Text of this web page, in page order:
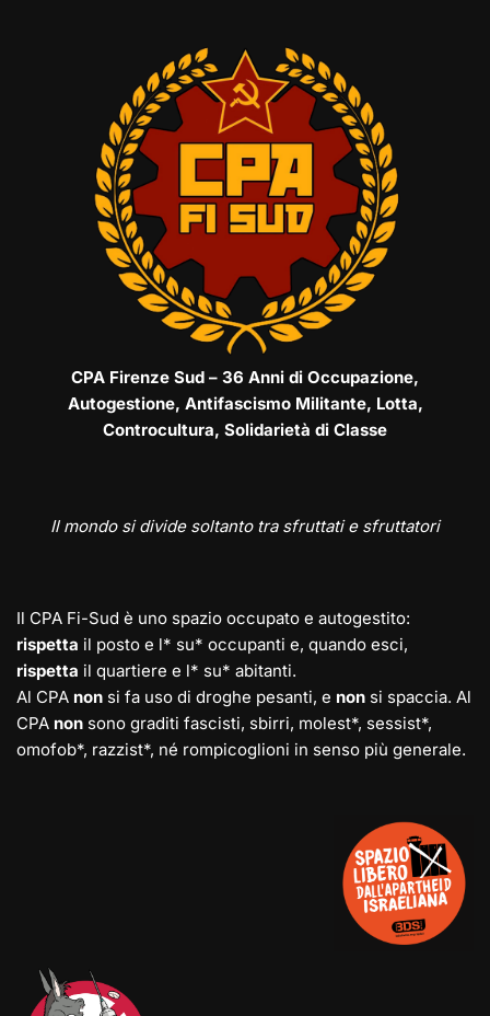
CPA Firenze Sud – 36 Anni di Occupazione,
Autogestione, Antifascismo Militante, Lotta,
Controcultura, Solidarietà di Classe
Il mondo si divide soltanto tra sfruttati e sfruttatori
Il CPA Fi-Sud è uno spazio occupato e autogestito:
rispetta il posto e l* su* occupanti e, quando esci,
rispetta il quartiere e l* su* abitanti.
Al CPA non si fa uso di droghe pesanti, e non si spaccia. Al
CPA non sono graditi fascisti, sbirri, molest*, sessist*,
omofob*, razzist*, né rompicoglioni in senso più generale.